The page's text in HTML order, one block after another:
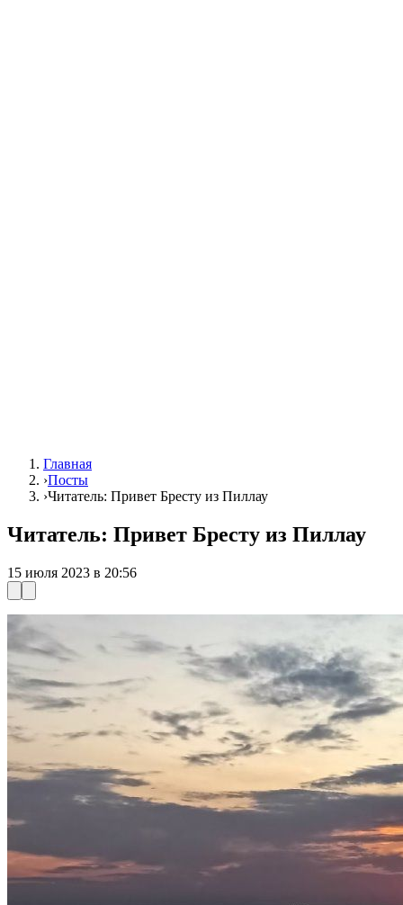
Главная
›Посты
›Читатель: Привет Бресту из Пиллау
Читатель: Привет Бресту из Пиллау
15 июля 2023 в 20:56